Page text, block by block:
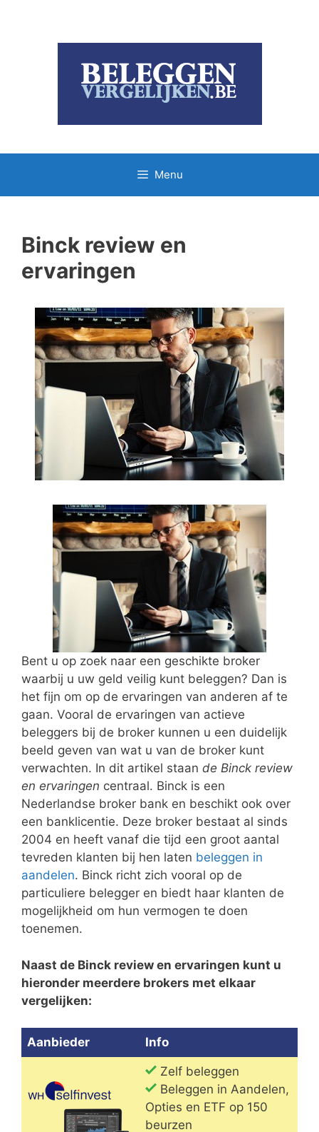
Menu
Binck review en
ervaringen
Bent u op zoek naar een geschikte broker
waarbij u uw geld veilig kunt beleggen? Dan is
het fijn om op de ervaringen van anderen af te
gaan. Vooral de ervaringen van actieve
beleggers bij de broker kunnen u een duidelijk
beeld geven van wat u van de broker kunt
verwachten. In dit artikel staan de Binck review
en ervaringen centraal. Binck is een
Nederlandse broker bank en beschikt ook over
een banklicentie. Deze broker bestaat al sinds
2004 en heeft vanaf die tijd een groot aantal
tevreden klanten bij hen laten beleggen in
aandelen. Binck richt zich vooral op de
particuliere belegger en biedt haar klanten de
mogelijkheid om hun vermogen te doen
toenemen.
Naast de Binck review en ervaringen kunt u
hieronder meerdere brokers met elkaar
vergelijken:
Aanbieder Info
Zelf beleggen
Beleggen in Aandelen,
Opties en ETF op 150
beurzen